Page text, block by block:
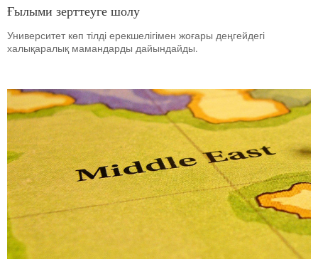
Ғылыми зерттеуге шолу
Университет көп тілді ерекшелігімен жоғары деңгейдегі
халықаралық мамандарды дайындайды.